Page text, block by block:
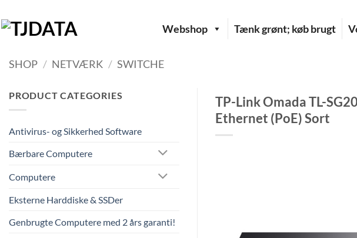
til
indhold
Webshop Tænk grønt; køb brugt
SHOP / NETVÆRK / SWITCHE
PRODUCT CATEGORIES
Antivirus- og Sikkerhed Software
Bærbare Computere
Computere
Eksterne Harddiske & SSDer
Genbrugte Computere med 2 års garanti!
TP-Link Omada TL-
Ethernet (PoE) Sort